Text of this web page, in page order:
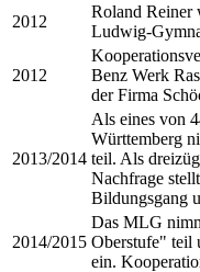
2012
Roland Reiner
Ludwig-
2012
Benz Werk
der Firma
2013/2014
Als eines von
Württemberg
teil. Als
Nachfrage
Bildungsgang
2014/2015
Das MLG
Oberstufe" teil
ein.